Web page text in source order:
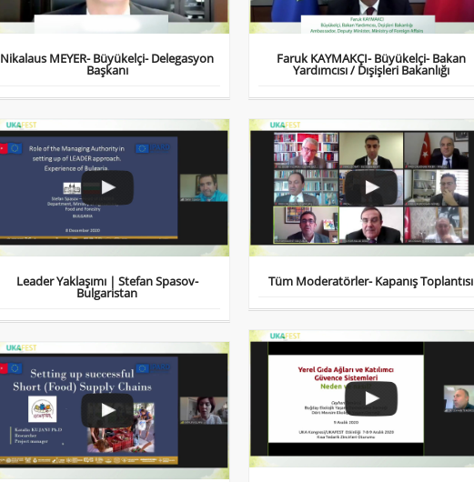
Nikalaus MEYER- Büyükelçi- Delegasyon
Başkanı
Faruk KAYMAKÇI- Büyükelçi- Bakan
Yardımcısı / Dışişleri Bakanlığı
Leader Yaklaşımı | Stefan Spasov-
Bulgaristan
Tüm Moderatörler- Kapanış Toplantısı